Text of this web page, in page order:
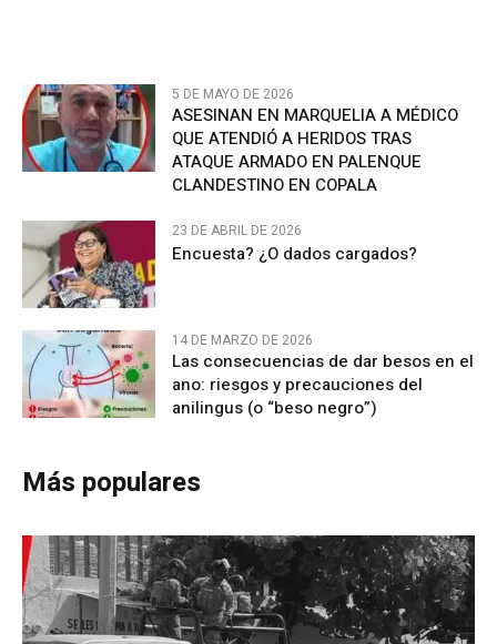
5 DE MAYO DE 2026
ASESINAN EN MARQUELIA A MÉDICO
QUE ATENDIÓ A HERIDOS TRAS
ATAQUE ARMADO EN PALENQUE
CLANDESTINO EN COPALA
23 DE ABRIL DE 2026
Encuesta? ¿O dados cargados?
14 DE MARZO DE 2026
Las consecuencias de dar besos en el
ano: riesgos y precauciones del
anilingus (o “beso negro”)
Más populares